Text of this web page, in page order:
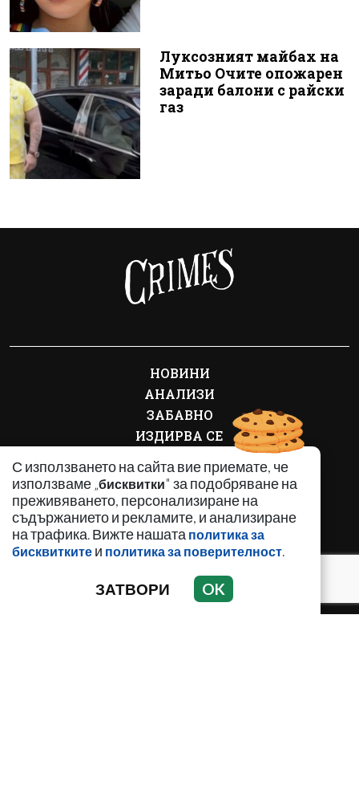
Луксозният майбах на
Митьо Очите опожарен
заради балони с райски
газ
С използването на сайта вие приемате, че
използваме „бисквитки" за подобряване на
преживяването, персонализиране на
съдържанието и рекламите, и анализиране
на трафика. Вижте нашата политика за
бисквитките и политика за поверителност.
ЗАТВОРИ OK
НОВИНИ
АНАЛИЗИ
ЗАБАВНО
ИЗДИРВА СЕ
ЛИЧНОСТИ
ОБЩЕСТВЕНИ ТЕМИ
ПО СВЕТА
РЕГИОНАЛНИ
Използването и публикуването на част или цялото
съдържание на Crimesbg.com без разрешение е